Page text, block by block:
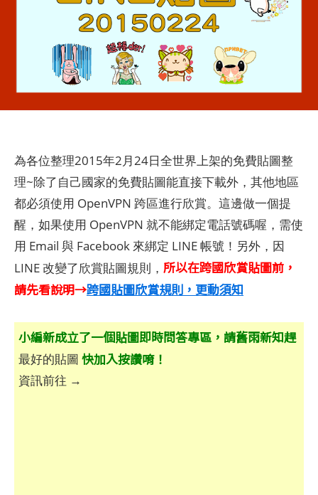
為各位整理2015年2月24日全世界上架的免費貼圖整
理~除了自己國家的免費貼圖能直接下載外，其他地區
都必須使用 OpenVPN 跨區進行欣賞。這邊做一個提
醒，如果使用 OpenVPN 就不能綁定電話號碼喔，需使
用 Email 與 Facebook 來綁定 LINE 帳號！另外，因
LINE 改變了欣賞貼圖規則， 所以在跨國欣賞貼圖前，
請先看說明→跨國貼圖欣賞規則，更動須知
小編新成立了一個貼圖即時問答專區，請舊雨新知趕
快加入按讚唷！
最好的貼圖
資訊前往 →